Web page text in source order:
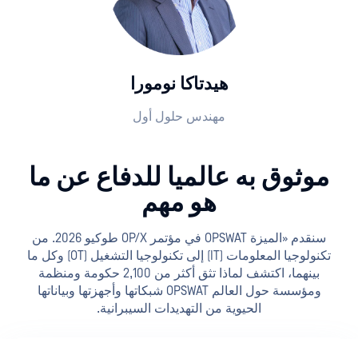
هيدتاكا نومورا
مهندس حلول أول
موثوق به عالميا للدفاع عن ما
هو مهم
سنقدم «الميزة OPSWAT في مؤتمر OP/X طوكيو 2026. من
تكنولوجيا المعلومات (IT) إلى تكنولوجيا التشغيل (OT) وكل ما
بينهما، اكتشف لماذا تثق أكثر من 2,100 حكومة ومنظمة
ومؤسسة حول العالم OPSWAT شبكاتها وأجهزتها وبياناتها
الحيوية من التهديدات السيبرانية.